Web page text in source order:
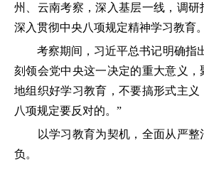
州、云南考察，深入基层一线，调研
深入贯彻中央八项规定精神学习教育。
考察期间，习近平总书记明确指
刻领会党中央这一决定的重大意义
地组织好学习教育，不要搞形式主义
八项规定要反对的。”
以学习教育为契机，全面从严整
负。